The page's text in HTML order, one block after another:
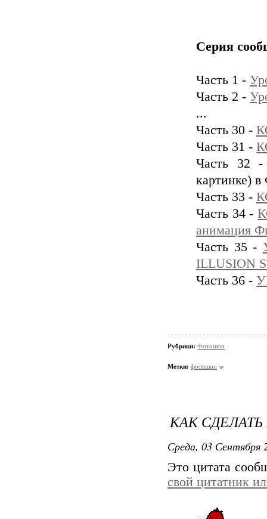
Серия
Часть 1 -
Часть 2 -
...
Часть 30 -
Часть 31 -
Часть 32 -
картинке)
Часть 33 -
Часть 34 -
анимация
Часть 35 -
ILLUSION
Часть 36 -
Рубрики: Фотошоп
Метки: фотошоп
КАК
Среда, 03 Сентября
Это цитата
свой цитатник